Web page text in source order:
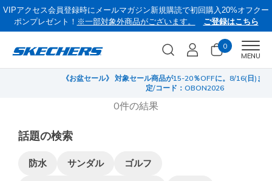
VIPアクセス会員登録時にメールマガジン新規購読で初回購入20%オフクー
ポンプレゼント！ ※一部対象外商品がございます。 ご登録はこちら
0
MENU
《お盆セール》 対象セール商品が15-20％OFFに。8/16(日)まで VIP会員限
定/コード：OBON2026
0件の結果
話題の検索
防水 サンダル ゴルフ